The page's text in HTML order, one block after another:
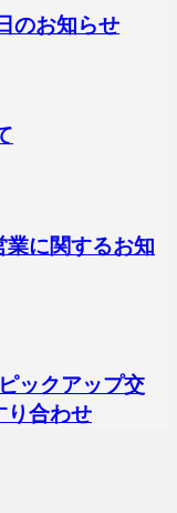
のお知らせ
業に関するお知
ックアップ交
り合わせ